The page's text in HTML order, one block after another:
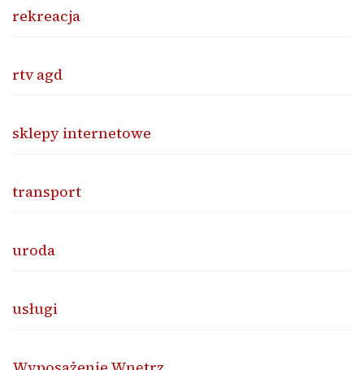
rekreacja
rtv agd
sklepy internetowe
transport
uroda
usługi